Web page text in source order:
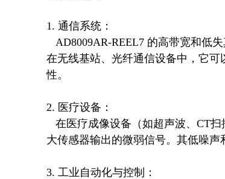
1. 通信系统：
在无线基站、光纤通信设备中，它
性。
2. 医疗设备：
大传感器输出的微弱信号。其低噪声
3. 工业自动化与控制：